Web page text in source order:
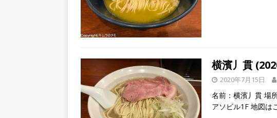
横濱丿貫
2020年7月15日
名前：横濱丿貫 場
アソビル1F 地図は